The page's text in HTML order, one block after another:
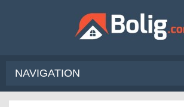
NAVIGATION